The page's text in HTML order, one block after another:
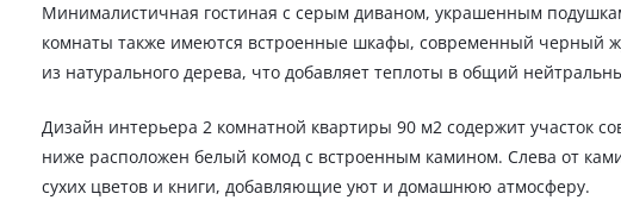
Минималистичная гостиная с серым диваном, украшенным
комнаты также имеются встроенные шкафы, современный черный
из натурального дерева, что добавляет теплоты в общий
Дизайн интерьера 2 комнатной квартиры 90 м2 содержит участок
ниже расположен белый комод с встроенным камином. Слева от
сухих цветов и книги, добавляющие уют и домашнюю атмосферу.